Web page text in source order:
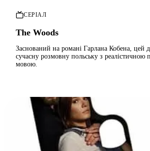
СЕРІАЛ
The Woods
Заснований на романі Гарлана Кобена, цей
сучасну розмовну польську з реалістичною
мовою.